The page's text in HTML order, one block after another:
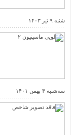
شنبه ۹ تیر ۱۴۰۳
سه‌شنبه ۴ بهمن ۱۴۰۱